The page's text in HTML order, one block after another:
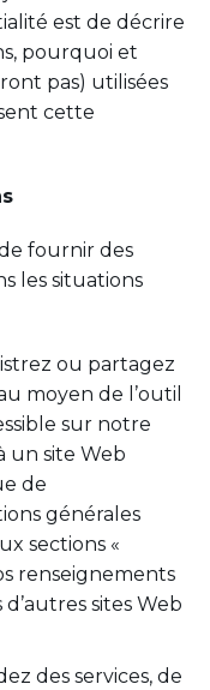
est de décrire
pourquoi et
pas) utilisées
cette
fournir des
les situations
ou partagez
moyen de l’outil
sur notre
un site Web
de
générales
sections «
renseignements
sites Web
des services, de